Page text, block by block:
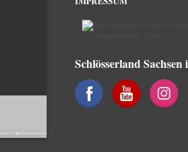
Schlösserland Sachsen